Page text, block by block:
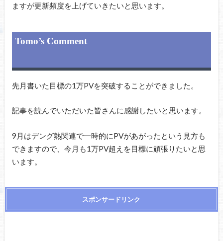
ますが更新頻度を上げていきたいと思います。
Tomo’s Comment
先月書いた目標の1万PVを突破することができました。
記事を読んでいただいた皆さんに感謝したいと思います。
9月はデング熱関連で一時的にPVがあがったという見方も
できますので、今月も1万PV超えを目標に頑張りたいと思
います。
スポンサードリンク